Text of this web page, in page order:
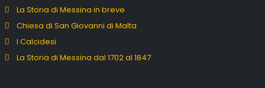
La Storia di Messina in breve
Chiesa di San Giovanni di Malta
I Calcidesi
La Storia di Messina dal 1702 al 1847